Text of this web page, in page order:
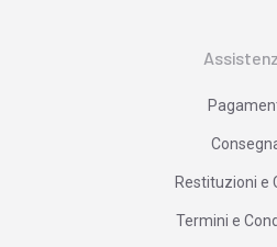
Restituzioni e
Termini e